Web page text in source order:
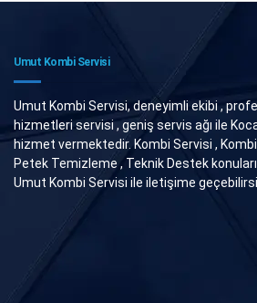
Umut Kombi Servisi
Umut Kombi Servisi, deneyimli ekibi ,
hizmetleri servisi , geniş servis ağı ile
hizmet vermektedir. Kombi Servisi , Kombi
Petek Temizleme , Teknik Destek
Umut Kombi Servisi ile iletişime